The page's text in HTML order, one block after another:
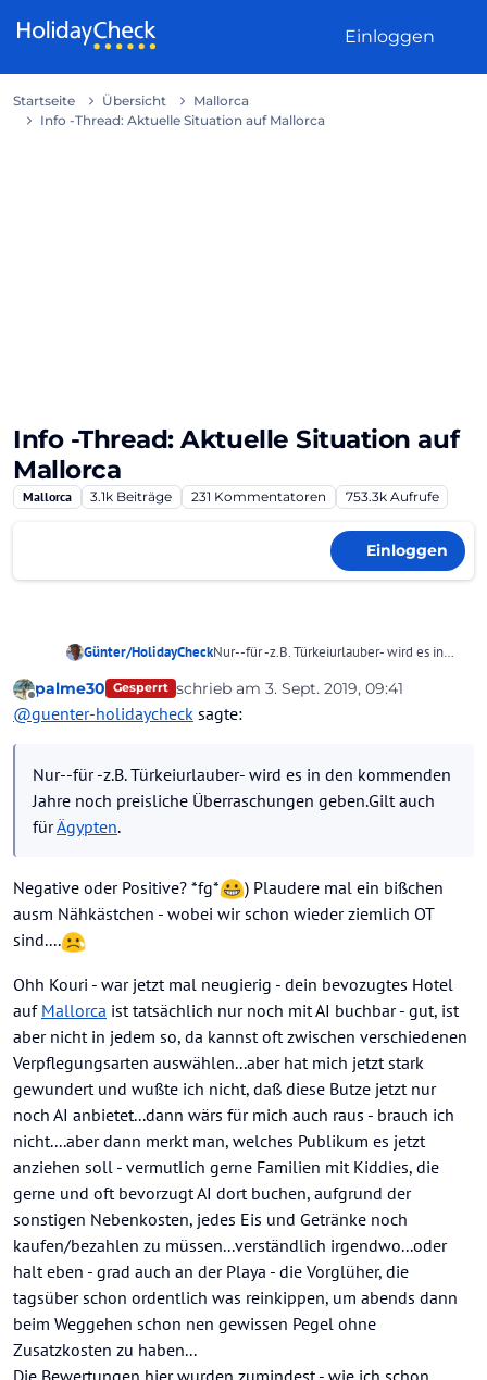
Einloggen
Startseite Übersicht
Mallorca
Info -Thread: Aktuelle Situation auf Mallorca
Info -Thread: Aktuelle Situation auf
Mallorca
Mallorca 3.1k Beiträge 231 Kommentatoren 753.3k Aufrufe
Einloggen
Günter/HolidayCheckNur--für -z.B. Türkeiurlauber- wird es in
Überraschungen geben.Gilt auch für
Ägypten.
aus Preisgründen inzwischen den
Lieblingshotels und ihren früher
Offline
palme30 Gesperrt schrieb am 3. Sept. 2019, 09:41
zuletzt editiert von palme309. März
@guenter-holidaycheck sagte:
Nur--für -z.B. Türkeiurlauber- wird es in den kommenden
Jahre noch preisliche Überraschungen geben.Gilt auch
fürÄgypten.
Negative oder Positive? *fg*
) Plaudere mal ein bißchen
ausm Nähkästchen - wobei wir schon wieder ziemlich OT
sind....
Ohh Kouri - war jetzt mal neugierig - dein bevozugtes Hotel
auf Mallorca ist tatsächlich nur noch mit AI buchbar - gut, ist
aber nicht in jedem so, da kannst oft zwischen verschiedenen
Verpflegungsarten auswählen...aber hat mich jetzt stark
gewundert und wußte ich nicht, daß diese Butze jetzt nur
noch AI anbietet...dann wärs für mich auch raus - brauch ich
nicht....aber dann merkt man, welches Publikum es jetzt
anziehen soll - vermutlich gerne Familien mit Kiddies, die
gerne und oft bevorzugt AI dort buchen, aufgrund der
sonstigen Nebenkosten, jedes Eis und Getränke noch
kaufen/bezahlen zu müssen...verständlich irgendwo...oder
halt eben - grad auch an der Playa - die Vorglüher, die
tagsüber schon ordentlich was reinkippen, um abends dann
beim Weggehen schon nen gewissen Pegel ohne
Zusatzkosten zu haben...
Die Bewertungen hier wurden zumindest - wie ich schon